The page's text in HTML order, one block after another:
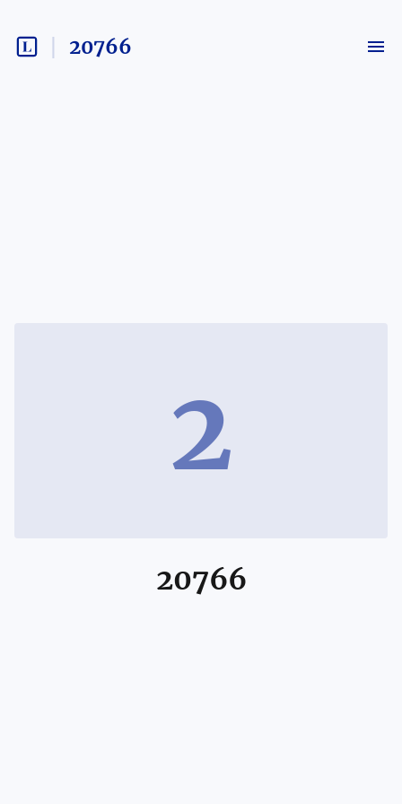
20766
2
20766